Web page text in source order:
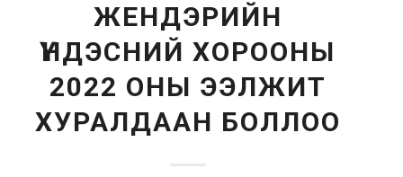
ЖЕНДЭРИЙН
ҮНДЭСНИЙ ХОРООНЫ
2022 ОНЫ ЭЭЛЖИТ
ХУРАЛДААН БОЛЛОО